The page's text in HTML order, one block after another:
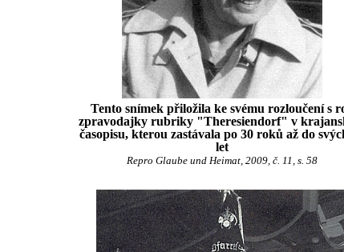
Tento snímek přiložila ke svému rozloučení s
zpravodajky rubriky "Theresiendorf" v
časopisu, kterou zastávala po 30 roků až do
let
Repro Glaube und Heimat, 2009, č. 11, s. 58